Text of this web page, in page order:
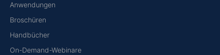
Anwendungen
Broschüren
Handbücher
On-Demand-Webinare